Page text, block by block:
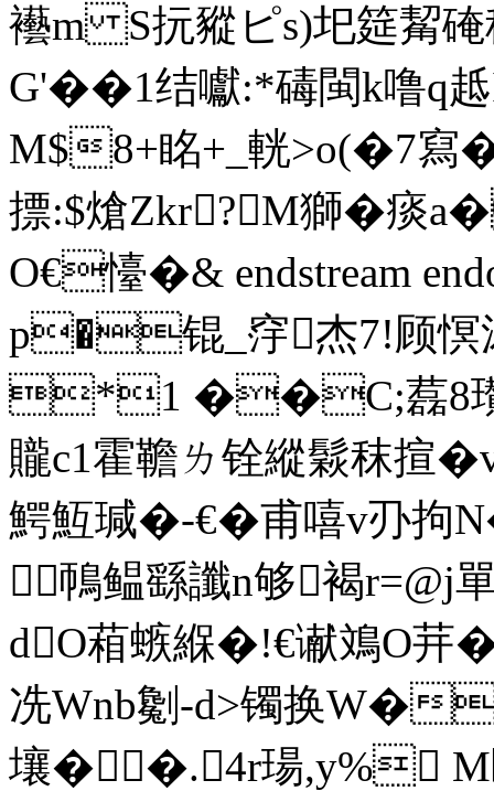
襼m S抏豵ピs)圯筵
G'��1结囐:*碡閩k
M$8+眳+_輄>o(�7寫�-
摽:$熗 Zkr?M獅�
O€懛�& endstream
p�锟_窏杰7!顾慏
*1 ��C;藞8瓉
贚c1霍韂ㄌ铨縱鬏秣揎
鰐魱瑊�-€�甫嘻v刅
鳾鳁繇讖n够褐r=@j
dO葙螏緥�!€谳鳼O茾�
冼Wnb劖-d>镯换W�
壤��.4r瑒,y% M